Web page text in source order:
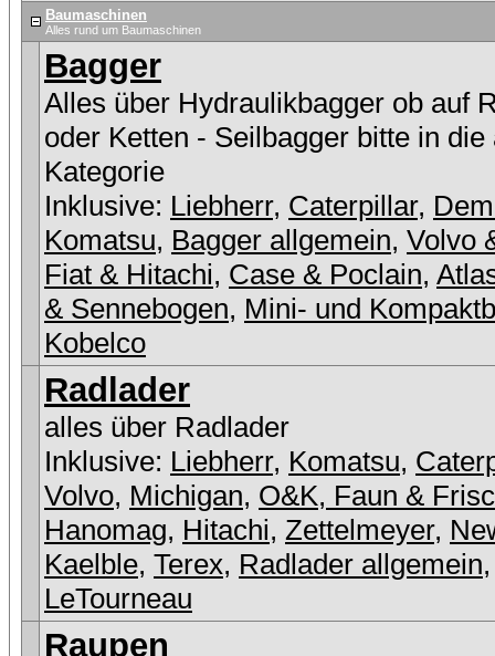
Baumaschinen
Alles rund um Baumaschinen
Bagger
Alles über Hydraulikbagger ob auf
oder Ketten - Seilbagger bitte in die
Kategorie
Inklusive: Liebherr, Caterpillar,
Komatsu, Bagger allgemein, Volvo
Fiat & Hitachi, Case & Poclain,
& Sennebogen, Mini- und
Kobelco
Radlader
alles über Radlader
Inklusive: Liebherr, Komatsu,
Volvo, Michigan, O&K, Faun &
Hanomag, Hitachi, Zettelmeyer,
Kaelble, Terex, Radlader allgemein,
LeTourneau
Raupen